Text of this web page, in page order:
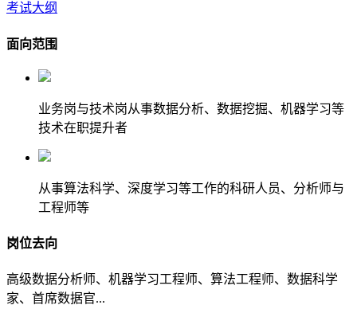
考试大纲
面向范围
业务岗与技术岗从事数据分析、数据挖掘、机器学习等
技术在职提升者
从事算法科学、深度学习等工作的科研人员、分析师与
工程师等
岗位去向
高级数据分析师、机器学习工程师、算法工程师、数据科学
家、首席数据官...